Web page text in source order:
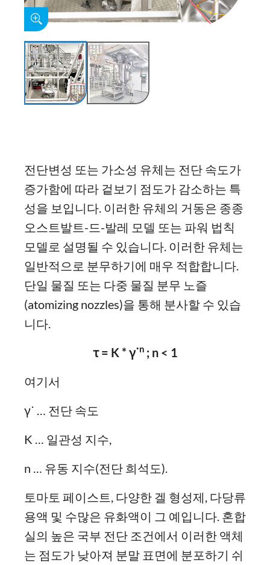
전단변성 또는 가소성 유체는 전단 속도가
증가함에 따라 겉보기 점도가 감소하는 특
성을 보입니다. 이러한 유체의 거동은 종종
오스트발트-드-발레 모델 또는 파워 법칙
모델로 설명될 수 있습니다. 이러한 유체는
일반적으로 분무하기에 매우 적합합니다.
단일 물질 또는 다중 물질 분무 노즐
(atomizing nozzles)을 통해 분사할 수 있습
니다.
τ = K * γ˙n ; n < 1
여기서
γ˙ … 전단 속도
K … 일관성 지수,
n … 유동 지수(전단 희석도).
토마토 페이스트, 다양한 겔 형성제, 다당류
용액 및 수많은 유화액이 그 예입니다. 혼합
실의 높은 국부 전단 조건에서 이러한 액체
는 점도가 낮아져 분말 표면에 분포하기 쉬